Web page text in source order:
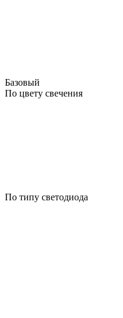
Базовый
По цвету свечения
По типу светодиода